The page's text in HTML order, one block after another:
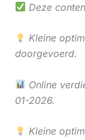
Deze
Kleine
doorgevoerd.
Online
01-2026.
Kleine